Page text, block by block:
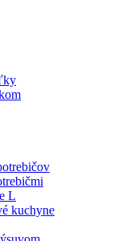
L
kuchyne